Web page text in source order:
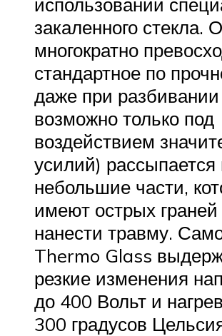
закаленного стекла.
многократно
стандартное по
даже при разбивании
возможно только под
воздействием
усилий) рассыпается
небольшие части,
имеют острых граней
нанести травму.
Thermo Glass
резкие изменения
до 400 Вольт и
300 градусов